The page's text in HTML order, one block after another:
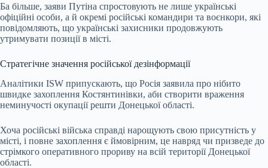
Ба більше, заяви Путіна спростовують не лише українські
офіційні особи, а й окремі російські командири та воєнкори, які
повідомляють, що українські захисники продовжують
утримувати позиції в місті.
Стратегічне значення російської дезінформації
Аналітики ISW припускають, що Росія заявила про нібито
швидке захоплення Костянтинівки, аби створити враження
неминучості окупації решти Донецької області.
Хоча російські війська справді нарощують свою присутність у
місті, і повне захоплення є ймовірним, це навряд чи призведе до
стрімкого оперативного прориву на всій території Донецької
області.